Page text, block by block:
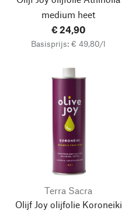
medium heet
€ 24,90
Basisprijs: € 49,80/l
Terra Sacra
Olijf Joy olijfolie Koroneiki